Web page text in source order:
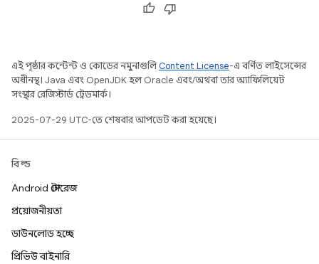
এই পৃষ্ঠার কন্টেন্ট ও কোডের নমুনাগুলিContent License-এ বর্ণিত লাইসেন্সের
অধীনস্থ। Java এবং OpenJDK হল Oracle এবং/অথবা তার অ্যাফিলিয়েট
সংস্থার রেজিস্টার্ড ট্রেডমার্ক।
2025-07-29 UTC-তে শেষবার আপডেট করা হয়েছে।
বিল্ড
Android স্টোরেজ
প্রয়োজনীয়তা
ডাউনলোড হচ্ছে
প্রিভিউ বাইনারি